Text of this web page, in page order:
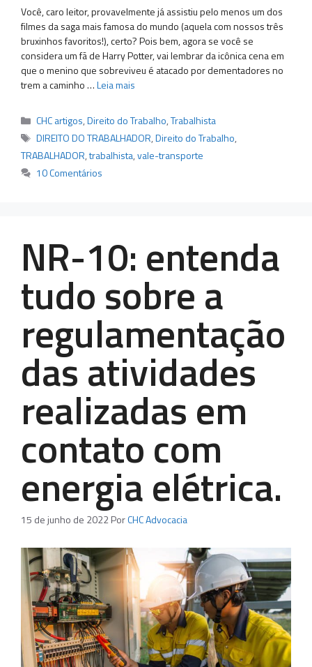
Você, caro leitor, provavelmente já assistiu pelo menos um dos
filmes da saga mais famosa do mundo (aquela com nossos três
bruxinhos favoritos!), certo? Pois bem, agora se você se
considera um fã de Harry Potter, vai lembrar da icônica cena em
que o menino que sobreviveu é atacado por dementadores no
trem a caminho …Leia mais
Categorias
CHC artigos,Direito do Trabalho,Trabalhista
Tags
DIREITO DO TRABALHADOR,Direito do Trabalho,
TRABALHADOR,trabalhista,vale-transporte
10 Comentários
NR-10: entenda
tudo sobre a
regulamentação
das atividades
realizadas em
contato com
energia elétrica.
15 de junho de 2022PorCHC Advocacia